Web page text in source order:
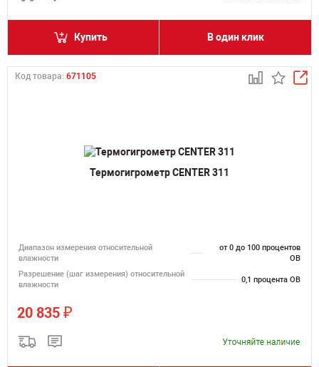
Купить В один клик
Код товара: 671105
Термогигрометр CENTER 311
Диапазон измерения относительной
влажности
от 0 до 100 процентов
ОВ
Разрешение (шаг измерения) относительной
влажности
0,1 процента ОВ
20 835 ₽